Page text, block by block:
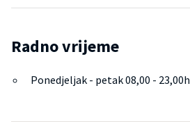
Radno vrijeme
Ponedjeljak - petak 08,00 - 23,00h